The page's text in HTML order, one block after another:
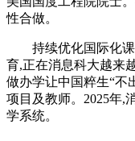
性合做。
持续优化国际化课
育,正在消息科大越来
做办学让中国粹生“不
项目及教师。2025年,
学系统。